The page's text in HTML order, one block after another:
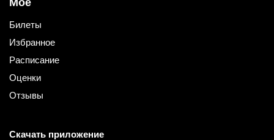
Билеты
Избранное
Расписание
Оценки
Отзывы
Скачать приложение